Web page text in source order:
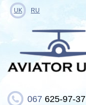
UK RU
067 625-97-37